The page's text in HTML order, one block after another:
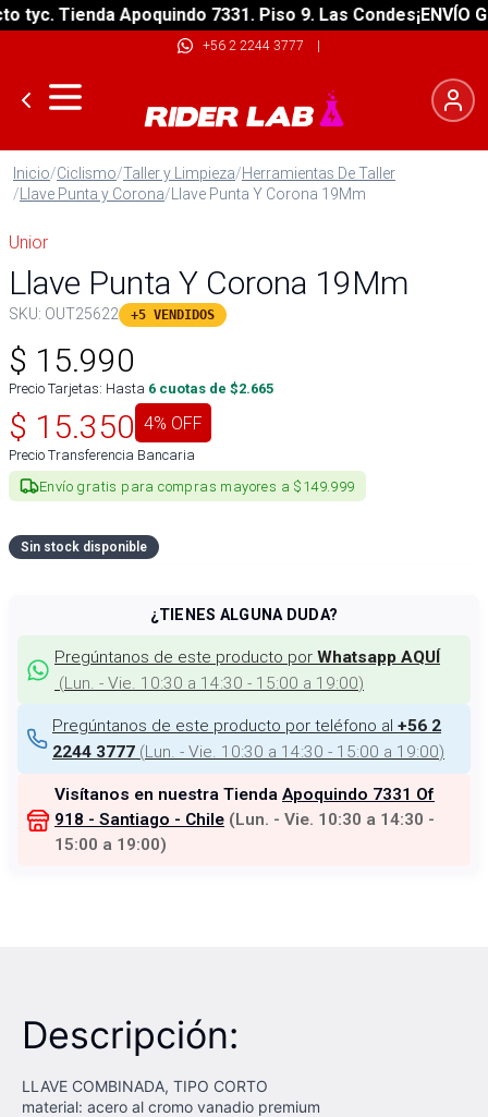
Tienda Apoquindo 7331. Piso 9. Las Condes¡ENVÍO
+56 2 2244 3777 |
Inicio/Ciclismo/Taller y Limpieza/Herramientas De Taller
/Llave Punta y Corona/Llave Punta Y Corona 19Mm
Unior
Llave Punta Y Corona 19Mm
SKU: OUT25622 +5 VENDIDOS
$ 15.990
Precio Tarjetas: Hasta 6 cuotas de $2.665
$ 15.350 4% OFF
Precio Transferencia Bancaria
Envío gratis para compras mayores a $149.999
Sin stock disponible
¿TIENES ALGUNA DUDA?
Pregúntanos de este producto por Whatsapp AQUÍ
(Lun. - Vie. 10:30 a 14:30 - 15:00 a 19:00)
Pregúntanos de este producto por teléfono al +56 2
2244 3777 (Lun. - Vie. 10:30 a 14:30 - 15:00 a 19:00)
Visítanos en nuestra Tienda Apoquindo 7331 Of
918 - Santiago - Chile (Lun. - Vie. 10:30 a 14:30 -
15:00 a 19:00)
Descripción:
LLAVE COMBINADA, TIPO CORTO
material: acero al cromo vanadio premium